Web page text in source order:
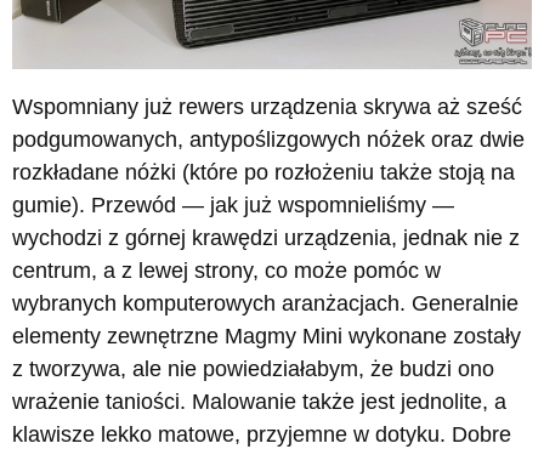
Wspomniany już rewers urządzenia skrywa aż sześć
podgumowanych, antypoślizgowych nóżek oraz dwie
rozkładane nóżki (które po rozłożeniu także stoją na
gumie). Przewód — jak już wspomnieliśmy —
wychodzi z górnej krawędzi urządzenia, jednak nie z
centrum, a z lewej strony, co może pomóc w
wybranych komputerowych aranżacjach. Generalnie
elementy zewnętrzne Magmy Mini wykonane zostały
z tworzywa, ale nie powiedziałabym, że budzi ono
wrażenie taniości. Malowanie także jest jednolite, a
klawisze lekko matowe, przyjemne w dotyku. Dobre